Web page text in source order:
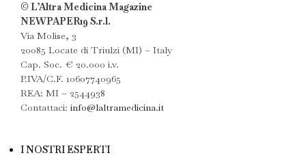
© L’Altra Medicina Magazine
NEWPAPER19 S.r.l.
Via Molise, 3
20085 Locate di Triulzi (MI) – Italy
Cap. Soc. € 20.000 i.v.
P.IVA/C.F. 10607740965
REA: MI – 2544938
Contattaci: info@laltramedicina.it
I NOSTRI ESPERTI